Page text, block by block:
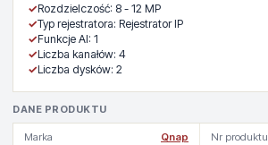
✓Rozdzielczość: 8 - 12 MP
✓Typ rejestratora: Rejestrator IP
✓Funkcje AI: 1
✓Liczba kanałów: 4
✓Liczba dysków: 2
DANE PRODUKTU
Marka Qnap Nr produktu